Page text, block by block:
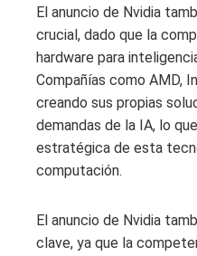
El anuncio de Nvidia
crucial, dado que la
hardware para
Compañías como AMD,
creando sus propias
demandas de la IA, lo
estratégica de esta
computación.
El anuncio de Nvidia
clave, ya que la